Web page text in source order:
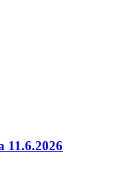
11.6.2026